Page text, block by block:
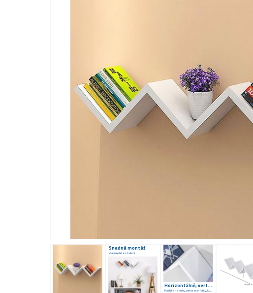
Snadná montáž
Vše najdete v balení
Horizontálně, vertikálně?
Použijte na knihy, dekorace, fotky, květiny...